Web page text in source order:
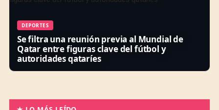
DEPORTES
Se filtra una reunión previa al Mundial de
Qatar entre figuras clave del fútbol y
autoridades qataríes